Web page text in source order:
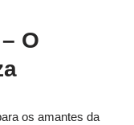
O
os amantes da